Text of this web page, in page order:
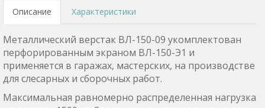
Описание Характеристики
Металлический верстак ВЛ-150-09 укомплектован
перфорированным экраном ВЛ-150-Э1 и
применяется в гаражах, мастерских, на производстве
для слесарных и сборочных работ.
Максимальная равномерно распределенная нагрузка